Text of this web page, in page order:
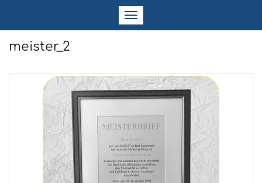
Navigation
ein-/ausblenden
meister_2